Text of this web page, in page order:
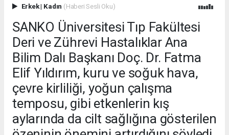
Erkek| Kadın (Haberi Sesli Oku)
SANKO Üniversitesi Tıp Fakültesi
Deri ve Zührevi Hastalıklar Ana
Bilim Dalı Başkanı Doç. Dr. Fatma
Elif Yıldırım, kuru ve soğuk hava,
çevre kirliliği, yoğun çalışma
temposu, gibi etkenlerin kış
aylarında da cilt sağlığına gösterilen